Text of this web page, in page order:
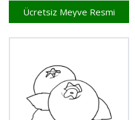
Ücretsiz Meyve Resmi